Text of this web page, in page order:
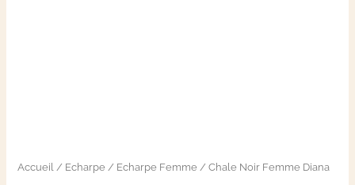
Accueil / Echarpe/ Echarpe Femme/ Chale Noir Femme Diana